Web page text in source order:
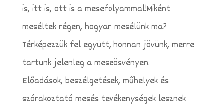
is, itt is, ott is a mesefolyammal!Miként
meséltek régen, hogyan mesélünk ma?
Térképezzük fel együtt, honnan jövünk, merre
tartunk jelenleg a meseösvényen.
Előadások, beszélgetések, műhelyek és
szórakoztató mesés tevékenységek lesznek